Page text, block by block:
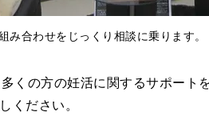
み合わせをじっくり相談に乗ります。
多くの方の妊活に関するサポー
ください。